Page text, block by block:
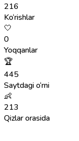
216
Ko‘rishlar
🤍
0
Yoqqanlar
🏆
445
Saytdagi o‘rni
👶
213
Qizlar orasida